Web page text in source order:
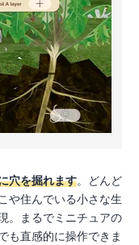
穴を掘れます。どんど
や住んでいる小さな生
。まるでミニチュアの
も直感的に操作できま